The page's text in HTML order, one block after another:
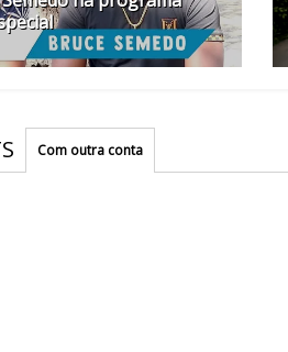
Com outra conta